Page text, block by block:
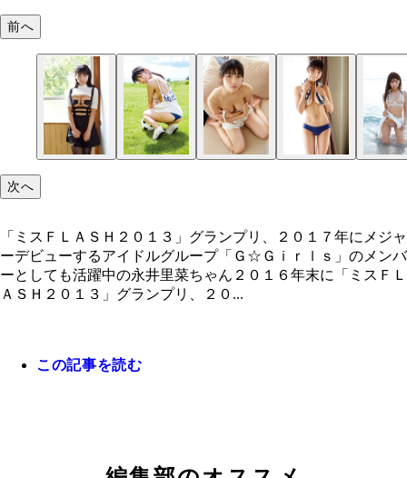
ｓ」のメンバーとしても活躍中の永井里菜ちゃん
前へ
次へ
「ミスＦＬＡＳＨ２０１３」グランプリ、２０１７年にメジャ
ーデビューするアイドルグループ「Ｇ☆Ｇｉｒｌｓ」のメンバ
ーとしても活躍中の永井里菜ちゃん２０１６年末に「ミスＦＬ
ＡＳＨ２０１３」グランプリ、２０...
この記事を読む